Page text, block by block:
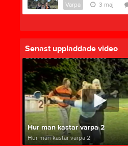
Varpa 3 maj
Senast uppladdade video
Hur man kastar varpa 2
Hur man kastar varpa 2